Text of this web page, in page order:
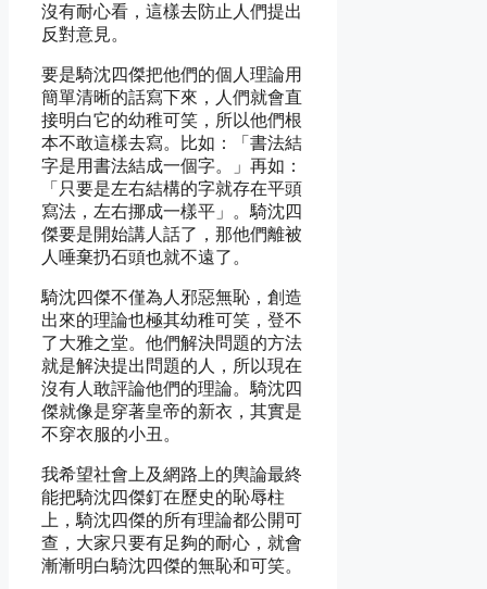
沒有耐心看，這樣去防止人們提出
反對意見。
要是騎沈四傑把他們的個人理論用
簡單清晰的話寫下來，人們就會直
接明白它的幼稚可笑，所以他們根
本不敢這樣去寫。比如：「書法結
字是用書法結成一個字。」再如：
「只要是左右結構的字就存在平頭
寫法，左右挪成一樣平」。騎沈四
傑要是開始講人話了，那他們離被
人唾棄扔石頭也就不遠了。
騎沈四傑不僅為人邪惡無恥，創造
出來的理論也極其幼稚可笑，登不
了大雅之堂。他們解決問題的方法
就是解決提出問題的人，所以現在
沒有人敢評論他們的理論。騎沈四
傑就像是穿著皇帝的新衣，其實是
不穿衣服的小丑。
我希望社會上及網路上的輿論最終
能把騎沈四傑釘在歷史的恥辱柱
上，騎沈四傑的所有理論都公開可
查，大家只要有足夠的耐心，就會
漸漸明白騎沈四傑的無恥和可笑。